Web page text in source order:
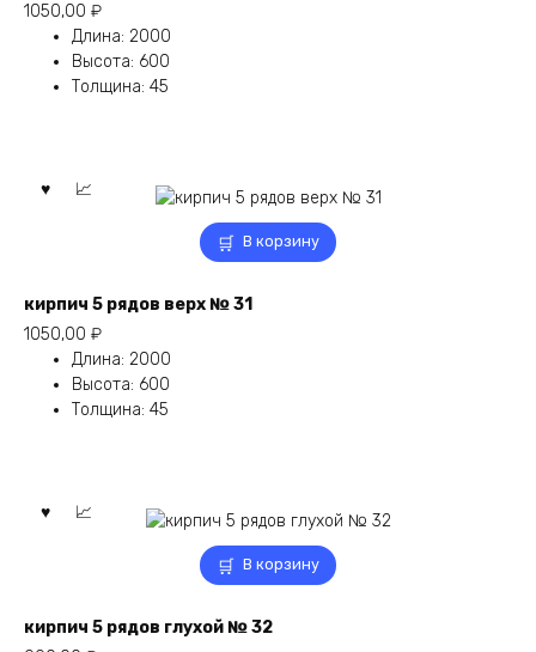
1050,00 ₽
Длина: 2000
Высота: 600
Толщина: 45
В корзину
кирпич 5 рядов верх № 31
1050,00 ₽
Длина: 2000
Высота: 600
Толщина: 45
В корзину
кирпич 5 рядов глухой № 32